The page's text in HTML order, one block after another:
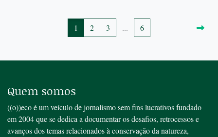
1 2 3 ... 6
Quem somos
((o))eco é um veículo de jornalismo sem fins lucrativos fundado
em 2004 que se dedica a documentar os desafios, retrocessos e
avanços dos temas relacionados à conservação da natureza,